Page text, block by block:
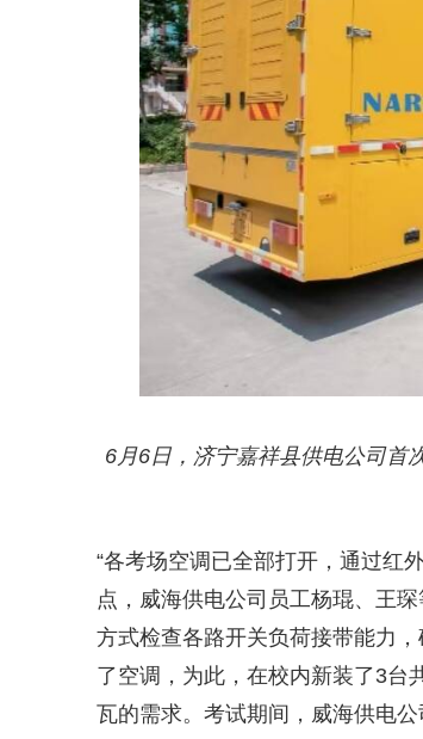
6月6日，济宁嘉祥县供电公司首
“各考场空调已全部打开，通过红
点，威海供电公司员工杨琨、王
方式检查各路开关负荷接带能力
了空调，为此，在校内新装了3台
瓦的需求。考试期间，威海供电